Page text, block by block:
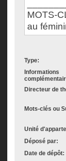
MOTS-
au
Type:
Informations
Directeur de
Mots-clés ou
Unité
Déposé par:
Date de dépôt: